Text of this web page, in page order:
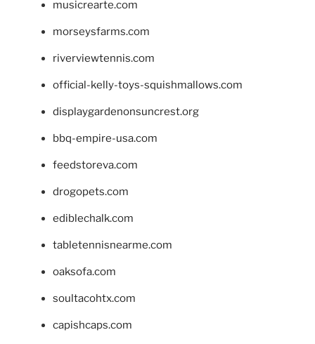
musicrearte.com
morseysfarms.com
riverviewtennis.com
official-kelly-toys-squishmallows.com
displaygardenonsuncrest.org
bbq-empire-usa.com
feedstoreva.com
drogopets.com
ediblechalk.com
tabletennisnearme.com
oaksofa.com
soultacohtx.com
capishcaps.com